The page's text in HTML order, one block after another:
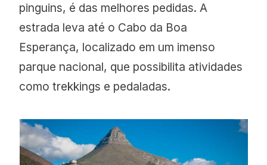
pinguins, é das melhores pedidas. A
estrada leva até o Cabo da Boa
Esperança, localizado em um imenso
parque nacional, que possibilita atividades
como trekkings e pedaladas.